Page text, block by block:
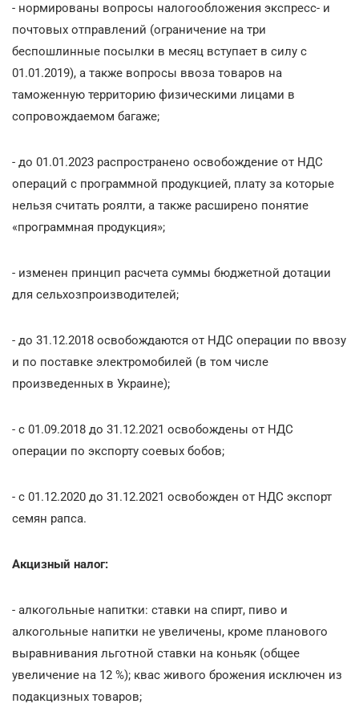
- нормированы вопросы налогообложения экспресс- и
почтовых отправлений (ограничение на три
беспошлинные посылки в месяц вступает в силу с
01.01.2019), а также вопросы ввоза товаров на
таможенную территорию физическими лицами в
сопровождаемом багаже;
- до 01.01.2023 распространено освобождение от НДС
операций с программной продукцией, плату за которые
нельзя считать роялти, а также расширено понятие
«программная продукция»;
- изменен принцип расчета суммы бюджетной дотации
для сельхозпроизводителей;
- до 31.12.2018 освобождаются от НДС операции по ввозу
и по поставке электромобилей (в том числе
произведенных в Украине);
- с 01.09.2018 до 31.12.2021 освобождены от НДС
операции по экспорту соевых бобов;
- с 01.12.2020 до 31.12.2021 освобожден от НДС экспорт
семян рапса.
Акцизный налог:
- алкогольные напитки: ставки на спирт, пиво и
алкогольные напитки не увеличены, кроме планового
выравнивания льготной ставки на коньяк (общее
увеличение на 12 %); квас живого брожения исключен из
подакцизных товаров;